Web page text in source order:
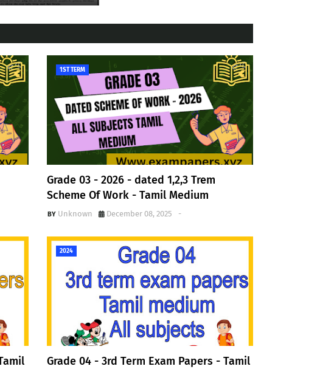
1ST TERM
Grade 03 - 2026 - dated 1,2,3 Trem
Scheme Of Work - Tamil Medium
Unknown -
December 08, 2025
2024
Grade 04 - 3rd Term Exam Papers - Tamil